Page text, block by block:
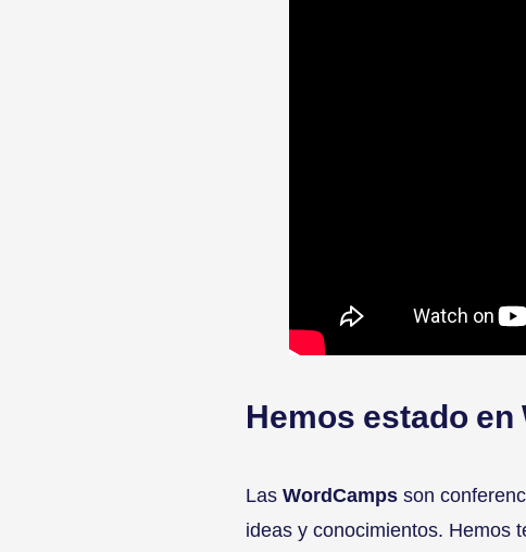
Hemos estado en
Las WordCampsson
ideas y conocimientos. Hemos